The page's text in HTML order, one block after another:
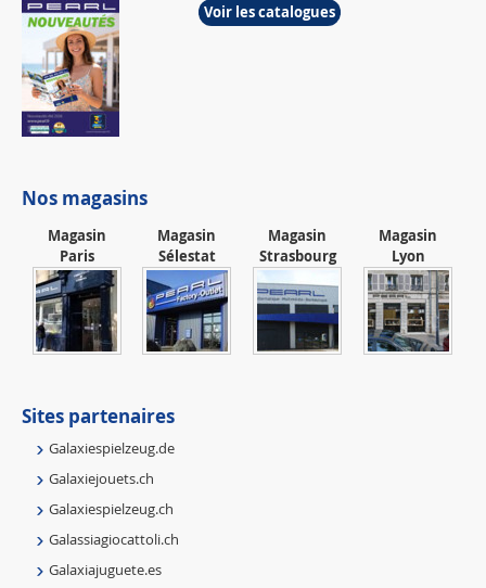
Voir les catalogues
Nos magasins
Magasin
Paris
Magasin
Sélestat
Magasin
Strasbourg
Magasin
Lyon
Sites partenaires
Galaxiespielzeug.de
Galaxiejouets.ch
Galaxiespielzeug.ch
Galassiagiocattoli.ch
Galaxiajuguete.es